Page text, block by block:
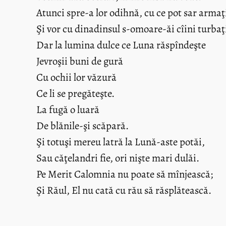
Atunci spre-a lor odihnă, cu ce pot sar
Şi vor cu dinadinsul s-omoare-ăi cîini
Dar la lumina dulce ce Luna răspîndeşte
Jevroşii buni de gură
Cu ochii lor văzură
Ce li se pregăteşte.
La fugă o luară
De blănile-şi scăpară.
Şi totuşi mereu latră la Lună-aste potăi,
Sau căţelandri fie, ori nişte mari dulăi.
Pe Merit Calomnia nu poate să mînjească;
Şi Răul, El nu cată cu rău să răsplătească.